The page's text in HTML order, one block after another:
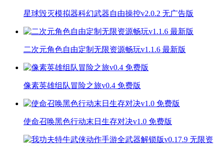
星球毁灭模拟器科幻武器自由操控v2.0.2 无广告版
二次元角色自由定制无限资源畅玩v1.1.6 最新版
像素英雄组队冒险之旅v0.4 免费版
使命召唤黑色行动末日生存对决v1.0 免费版